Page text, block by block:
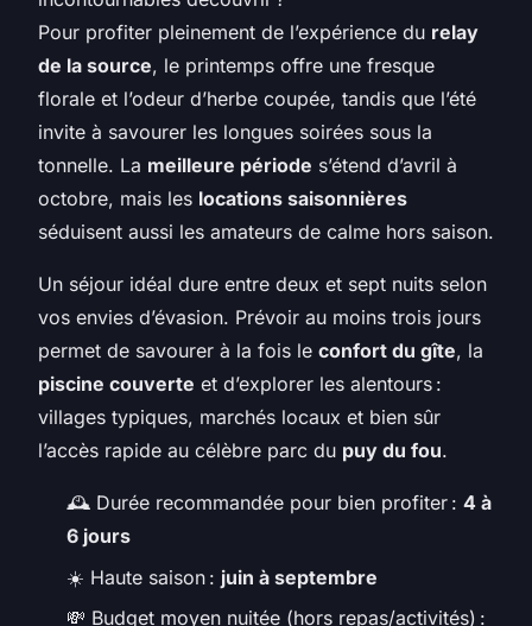
Pour profiter pleinement de l’expérience du relay
de la source, le printemps offre une fresque
florale et l’odeur d’herbe coupée, tandis que l’été
invite à savourer les longues soirées sous la
tonnelle. La meilleure période s’étend d’avril à
octobre, mais les locations saisonnières
séduisent aussi les amateurs de calme hors saison.
Un séjour idéal dure entre deux et sept nuits selon
vos envies d’évasion. Prévoir au moins trois jours
permet de savourer à la fois le confort du gîte, la
piscine couverte et d’explorer les alentours :
villages typiques, marchés locaux et bien sûr
l’accès rapide au célèbre parc du puy du fou.
🕰️ Durée recommandée pour bien profiter : 4 à
6 jours
☀️ Haute saison : juin à septembre
💸 Budget moyen nuitée (hors repas/activités) :